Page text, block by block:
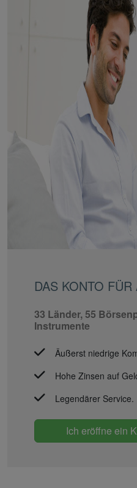
DAS KONTO
33 Länder, 55
Instrumente
Äußerst niedrige
Hohe Zinsen auf
Legendärer Service.
Ich eröffne ein